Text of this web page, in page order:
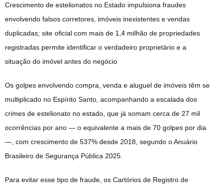
Crescimento de estelionatos no Estado impulsiona fraudes
envolvendo falsos corretores, imóveis inexistentes e vendas
duplicadas; site oficial com mais de 1,4 milhão de propriedades
registradas permite identificar o verdadeiro proprietário e a
situação do imóvel antes do negócio
Os golpes envolvendo compra, venda e aluguel de imóveis têm se
multiplicado no Espírito Santo, acompanhando a escalada dos
crimes de estelionato no estado, que já somam cerca de 27 mil
ocorrências por ano — o equivalente a mais de 70 golpes por dia
—, com crescimento de 537% desde 2018, segundo o Anuário
Brasileiro de Segurança Pública 2025.
Para evitar esse tipo de fraude, os Cartórios de Registro de